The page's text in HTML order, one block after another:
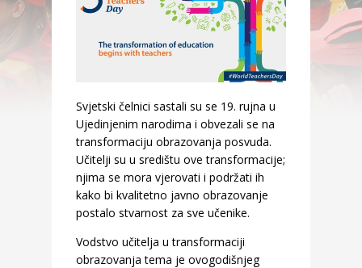
Svjetski čelnici sastali su se 19. rujna u
Ujedinjenim narodima i obvezali se na
transformaciju obrazovanja posvuda.
Učitelji su u središtu ove transformacije;
njima se mora vjerovati i podržati ih
kako bi kvalitetno javno obrazovanje
postalo stvarnost za sve učenike.
Vodstvo učitelja u transformaciji
obrazovanja tema je ovogodišnjeg